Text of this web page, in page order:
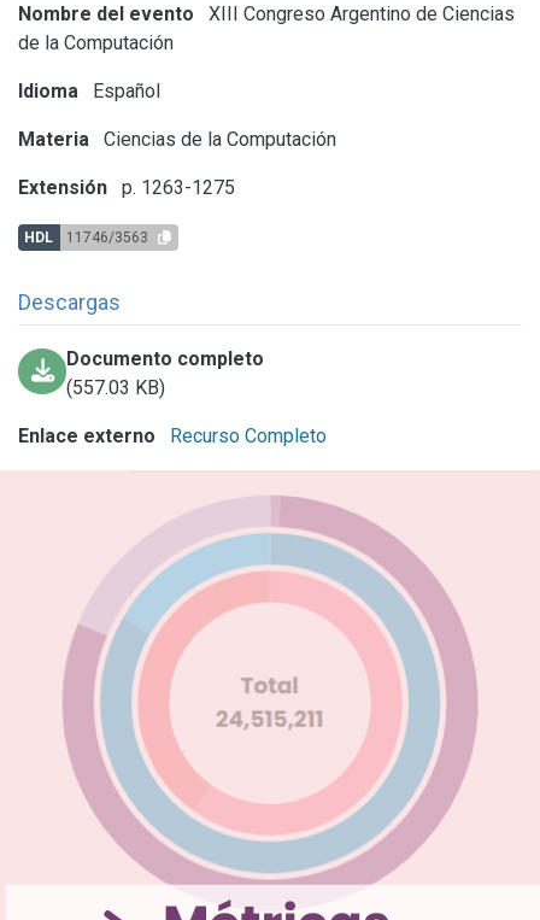
Nombre del evento
XIII Congreso Argentino de Ciencias
de la Computación
Idioma Español
Materia Ciencias de la Computación
Extensión p. 1263-1275
HDL 11746/3563
Descargas
Documento completo
(557.03 KB)
Enlace externo Recurso Completo